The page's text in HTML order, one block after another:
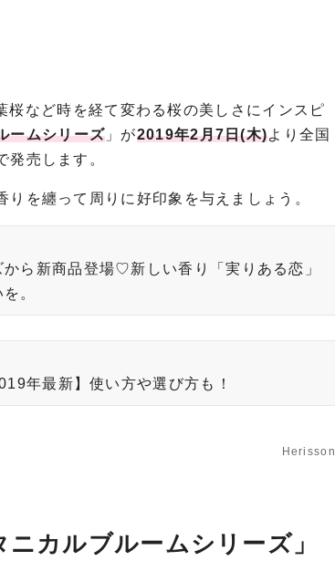
など時を経て変わる桜の美しさにインスピ
ームシリーズ 」が2019年2月7日(木)より全国
売します。
を纏って周りに好印象を与えましょう。
ら新商品登場♡新しい香り「実りある恋」
。
年最新】使い方や選び方も！
Herisson
カルブルームシリーズ」